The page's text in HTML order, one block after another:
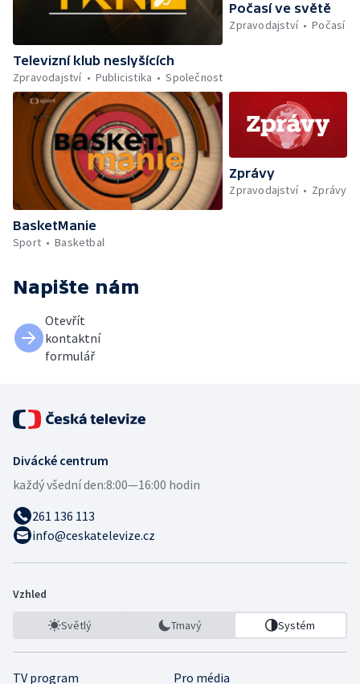
Televizní klub neslyšících
Zpravodajství
Publicistika Společnost
Počasí ve světě
Zpravodajství
Počasí
BasketManie
Sport
Basketbal
Zprávy
Zpravodajství
Zprávy
Napište nám
Otevřít
kontaktní
formulář
Divácké centrum
každý všední den:8:00—16:00 hodin
261 136 113
info@ceskatelevize.cz
Vzhled
Světlý Tmavý Systém
TV program Pro média